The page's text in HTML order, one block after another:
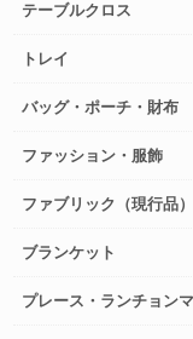
テーブルクロス
トレイ
バッグ・ポーチ・財布
ファッション・服飾
ファブリック（現行品
ブランケット
プレース・ランチョン